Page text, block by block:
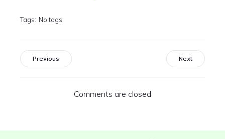
Tags: No tags
Previous Next
Comments are closed